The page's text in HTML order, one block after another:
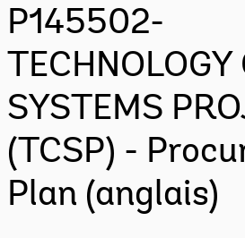
P145502-
TECHNOLOGY
SYSTEMS
(TCSP) -
Plan (anglais)